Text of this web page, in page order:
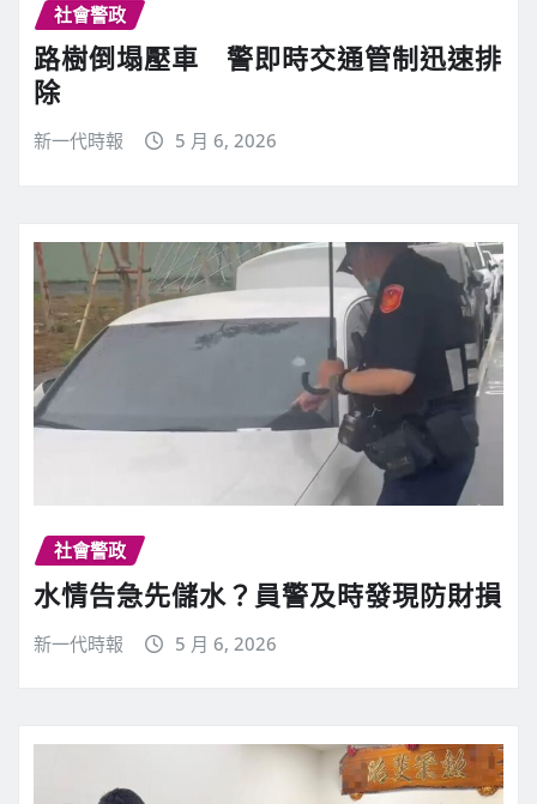
社會警政
路樹倒塌壓車 警即時交通管制迅速排
除
新一代時報 5 月 6, 2026
社會警政
水情告急先儲水？員警及時發現防財損
新一代時報 5 月 6, 2026